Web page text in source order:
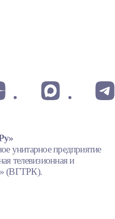
унитарное предприятие
телевизионная и
(ВГТРК).